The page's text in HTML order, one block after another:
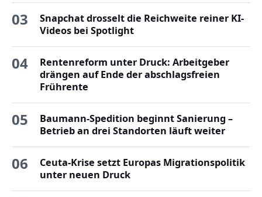
03
Snapchat drosselt die Reichweite reiner KI-
Videos bei Spotlight
04
Rentenreform unter Druck: Arbeitgeber
drängen auf Ende der abschlagsfreien
Frührente
05
Baumann-Spedition beginnt Sanierung –
Betrieb an drei Standorten läuft weiter
06
Ceuta-Krise setzt Europas Migrationspolitik
unter neuen Druck